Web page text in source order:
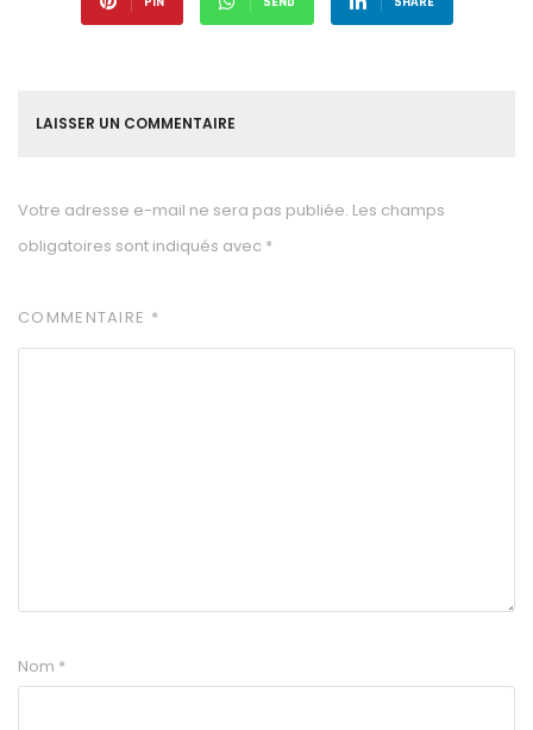
LAISSER UN COMMENTAIRE
Votre adresse e-mail ne sera pas publiée. Les champs
obligatoires sont indiqués avec *
COMMENTAIRE *
Nom *